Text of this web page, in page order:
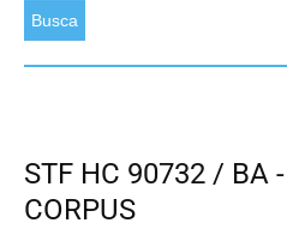
Busca
STF HC 90732 / BA
CORPUS